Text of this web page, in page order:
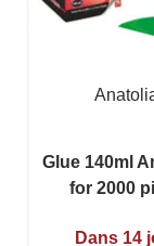
Glue 140ml
for 2000
Dans 14